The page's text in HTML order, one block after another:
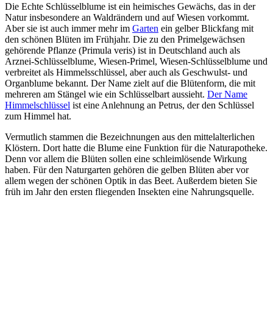
Die Echte Schlüsselblume ist ein heimisches Gewächs, das in der
Natur insbesondere an Waldrändern und auf Wiesen vorkommt.
Aber sie ist auch immer mehr im Garten ein gelber Blickfang mit
den schönen Blüten im Frühjahr. Die zu den Primelgewächsen
gehörende Pflanze (Primula veris) ist in Deutschland auch als
Arznei-Schlüsselblume, Wiesen-Primel, Wiesen-Schlüsselblume und
verbreitet als Himmelsschlüssel, aber auch als Geschwulst- und
Organblume bekannt. Der Name zielt auf die Blütenform, die mit
mehreren am Stängel wie ein Schlüsselbart aussieht. Der Name
Himmelschlüssel ist eine Anlehnung an Petrus, der den Schlüssel
zum Himmel hat.
Vermutlich stammen die Bezeichnungen aus den mittelalterlichen
Klöstern. Dort hatte die Blume eine Funktion für die Naturapotheke.
Denn vor allem die Blüten sollen eine schleimlösende Wirkung
haben. Für den Naturgarten gehören die gelben Blüten aber vor
allem wegen der schönen Optik in das Beet. Außerdem bieten Sie
früh im Jahr den ersten fliegenden Insekten eine Nahrungsquelle.